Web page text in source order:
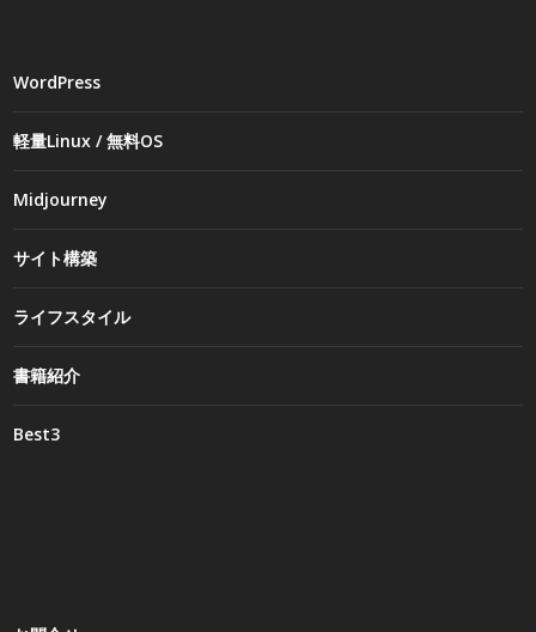
WordPress
軽量Linux / 無料OS
Midjourney
サイト構築
ライフスタイル
書籍紹介
Best3